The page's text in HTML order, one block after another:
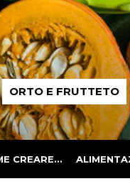
ORTO E FRUTTETO
CREARE…